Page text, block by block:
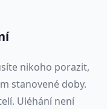
nikoho porazit,
stanovené doby.
Uléhání není